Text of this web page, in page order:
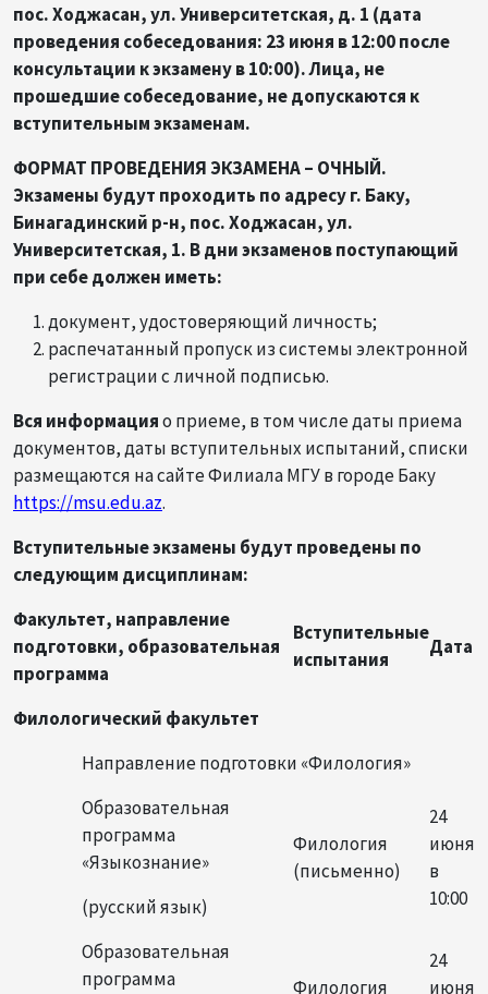
пос. Ходжасан, ул. Университетская, д. 1 (дата
проведения собеседования: 23 июня в 12:00 после
консультации к экзамену в 10:00). Лица, не
прошедшие собеседование, не допускаются к
вступительным экзаменам.
ФОРМАТ ПРОВЕДЕНИЯ ЭКЗАМЕНА – ОЧНЫЙ.
Экзамены будут проходить по адресу г. Баку,
Бинагадинский р-н, пос. Ходжасан, ул.
Университетская, 1. В дни экзаменов поступающий
при себе должен иметь:
документ, удостоверяющий личность;
распечатанный пропуск из системы электронной
регистрации с личной подписью.
Вся информацияо приеме, в том числе даты приема
документов, даты вступительных испытаний, списки
размещаются на сайте Филиала МГУ в городе Баку
https://msu.edu.az.
Вступительные экзамены будут проведены по
следующим дисциплинам:
Факультет, направление
подготовки, образовательная
программа
Вступительные
испытания
Дата
Филологический факультет
Направление подготовки «Филология»
Образовательная
программа
«Языкознание»
(русский язык)
Филология
(письменно)
24
июня
в
10:00
Образовательная
программа
Филология
24
июня